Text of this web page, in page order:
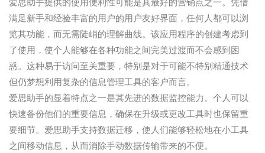
满足新手和经验丰富的用户的用户友好界面，任何人都可以浏
览其功能，而无需陡峭的理解曲线。该应用程序的创建考虑到
了使用，使个人能够在各种功能之间完美过渡而不会感到困
惑。这种易于访问至关重要，特别是对于可能不特别精通技术
但仍梦想利用复杂的信息管理工具的客户而言。
爱思助手的显着特点之一是其先进的数据监控能力。个人可以
快速备份他们的重要信息，确保在升级或更改工具时也保留重
要细节。爱思助手支持数据迁移，使人们能够轻松地在小工具
之间移动信息，从而消除手动数据传输带来的不便。